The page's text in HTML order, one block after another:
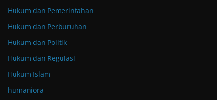
Hukum dan Pemerintahan
Hukum dan Perburuhan
Hukum dan Politik
Hukum dan Regulasi
Hukum Islam
humaniora